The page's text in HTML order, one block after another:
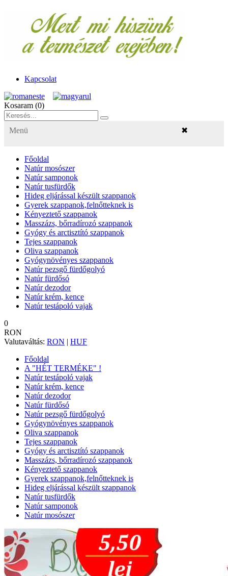
Kapcsolat
Kosaram (0)
Menü ✖
Főoldal
Natúr mosószer
Natúr samponok
Natúr tusfürdők
Hideg eljárással készült szappanok
Gyerek szappanok,felnőtteknek is
Kényeztető szappanok
Masszázs, bőrradírozó szappanok
Gyógy és arctisztító szappanok
Tejes szappanok
Oliva szappanok
Gyógynövényes szappanok
Natúr pezsgő fürdőgolyó
Natúr fürdősó
Natúr dezodor
Natúr krém, kence
Natúr testápoló vajak
0
RON
Valutaváltás: RON | HUF
Főoldal
A "HÉT TERMÉKE" !
Natúr testápoló vajak
Natúr krém, kence
Natúr dezodor
Natúr fürdősó
Natúr pezsgő fürdőgolyó
Gyógynövényes szappanok
Oliva szappanok
Tejes szappanok
Gyógy és arctisztító szappanok
Masszázs, bőrradírozó szappanok
Kényeztető szappanok
Gyerek szappanok,felnőtteknek is
Hideg eljárással készült szappanok
Natúr tusfürdők
Natúr samponok
Natúr mosószer